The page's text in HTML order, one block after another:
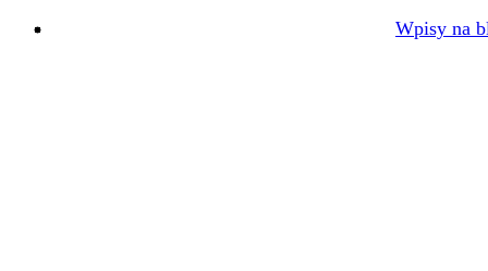
Wpisy na